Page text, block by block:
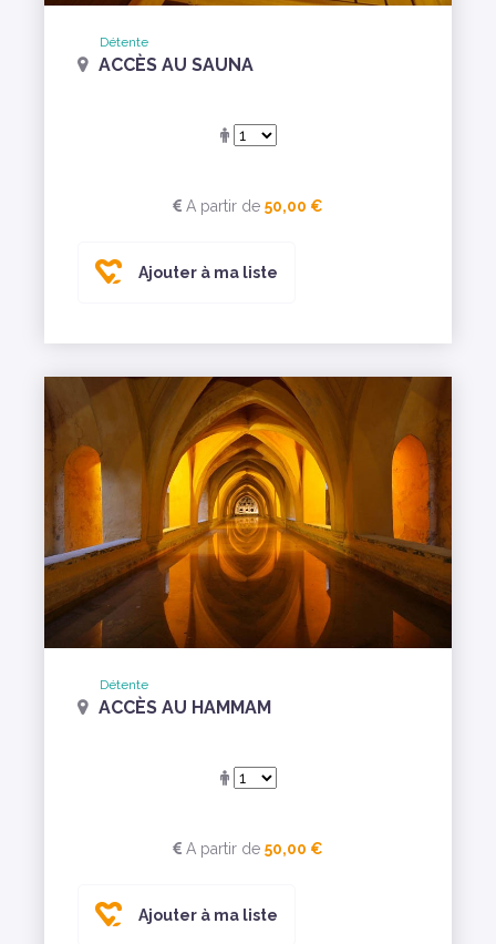
Détente
ACCÈS AU SAUNA
A partir de 50,00 €
Ajouter à ma liste
Détente
ACCÈS AU HAMMAM
A partir de 50,00 €
Ajouter à ma liste